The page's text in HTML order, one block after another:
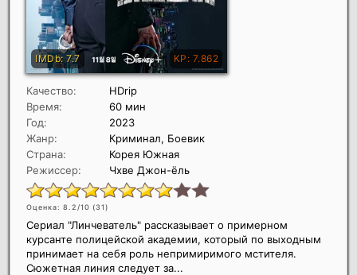
Качество:
HDrip
Время:
60 мин
Год:
2023
Жанр:
Криминал, Боевик
Страна:
Корея Южная
Режиссер:
Чхве Джон-ёль
Оценка: 8.2/10 (31)
Сериал "Линчеватель" рассказывает о примерном
курсанте полицейской академии, который по выходным
принимает на себя роль непримиримого мстителя.
Сюжетная линия следует за...